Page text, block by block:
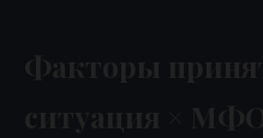
Факторы
ситуация × МФО